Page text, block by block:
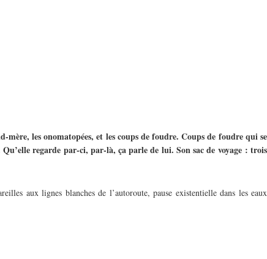
les onomatopées, et les coups de foudre. Coups de foudre qui se
regarde par-ci, par-là, ça parle de lui. Son sac de voyage : trois
aux lignes blanches de l’autoroute, pause existentielle dans les eaux